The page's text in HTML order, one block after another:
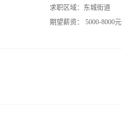
求职区域： 东城街道
期望薪资：
5000-8000元